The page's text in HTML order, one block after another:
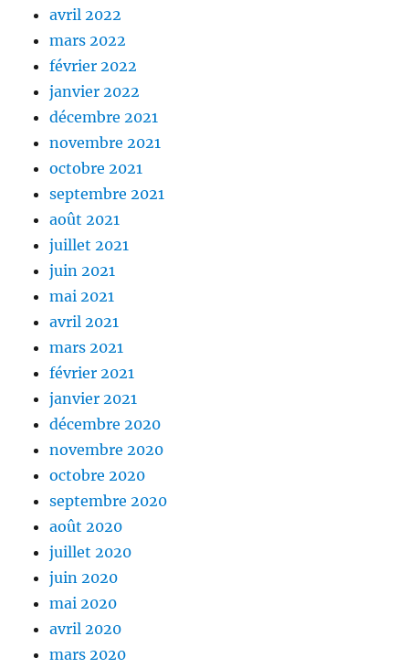
avril 2022
mars 2022
février 2022
janvier 2022
décembre 2021
novembre 2021
octobre 2021
septembre 2021
août 2021
juillet 2021
juin 2021
mai 2021
avril 2021
mars 2021
février 2021
janvier 2021
décembre 2020
novembre 2020
octobre 2020
septembre 2020
août 2020
juillet 2020
juin 2020
mai 2020
avril 2020
mars 2020